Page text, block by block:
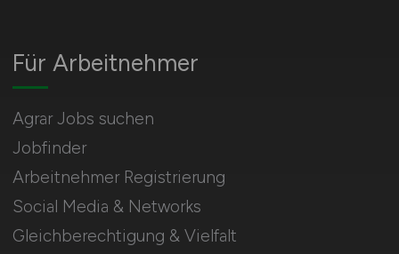
Für Arbeitnehmer
Agrar Jobs suchen
Jobfinder
Arbeitnehmer Registrierung
Social Media & Networks
Gleichberechtigung & Vielfalt